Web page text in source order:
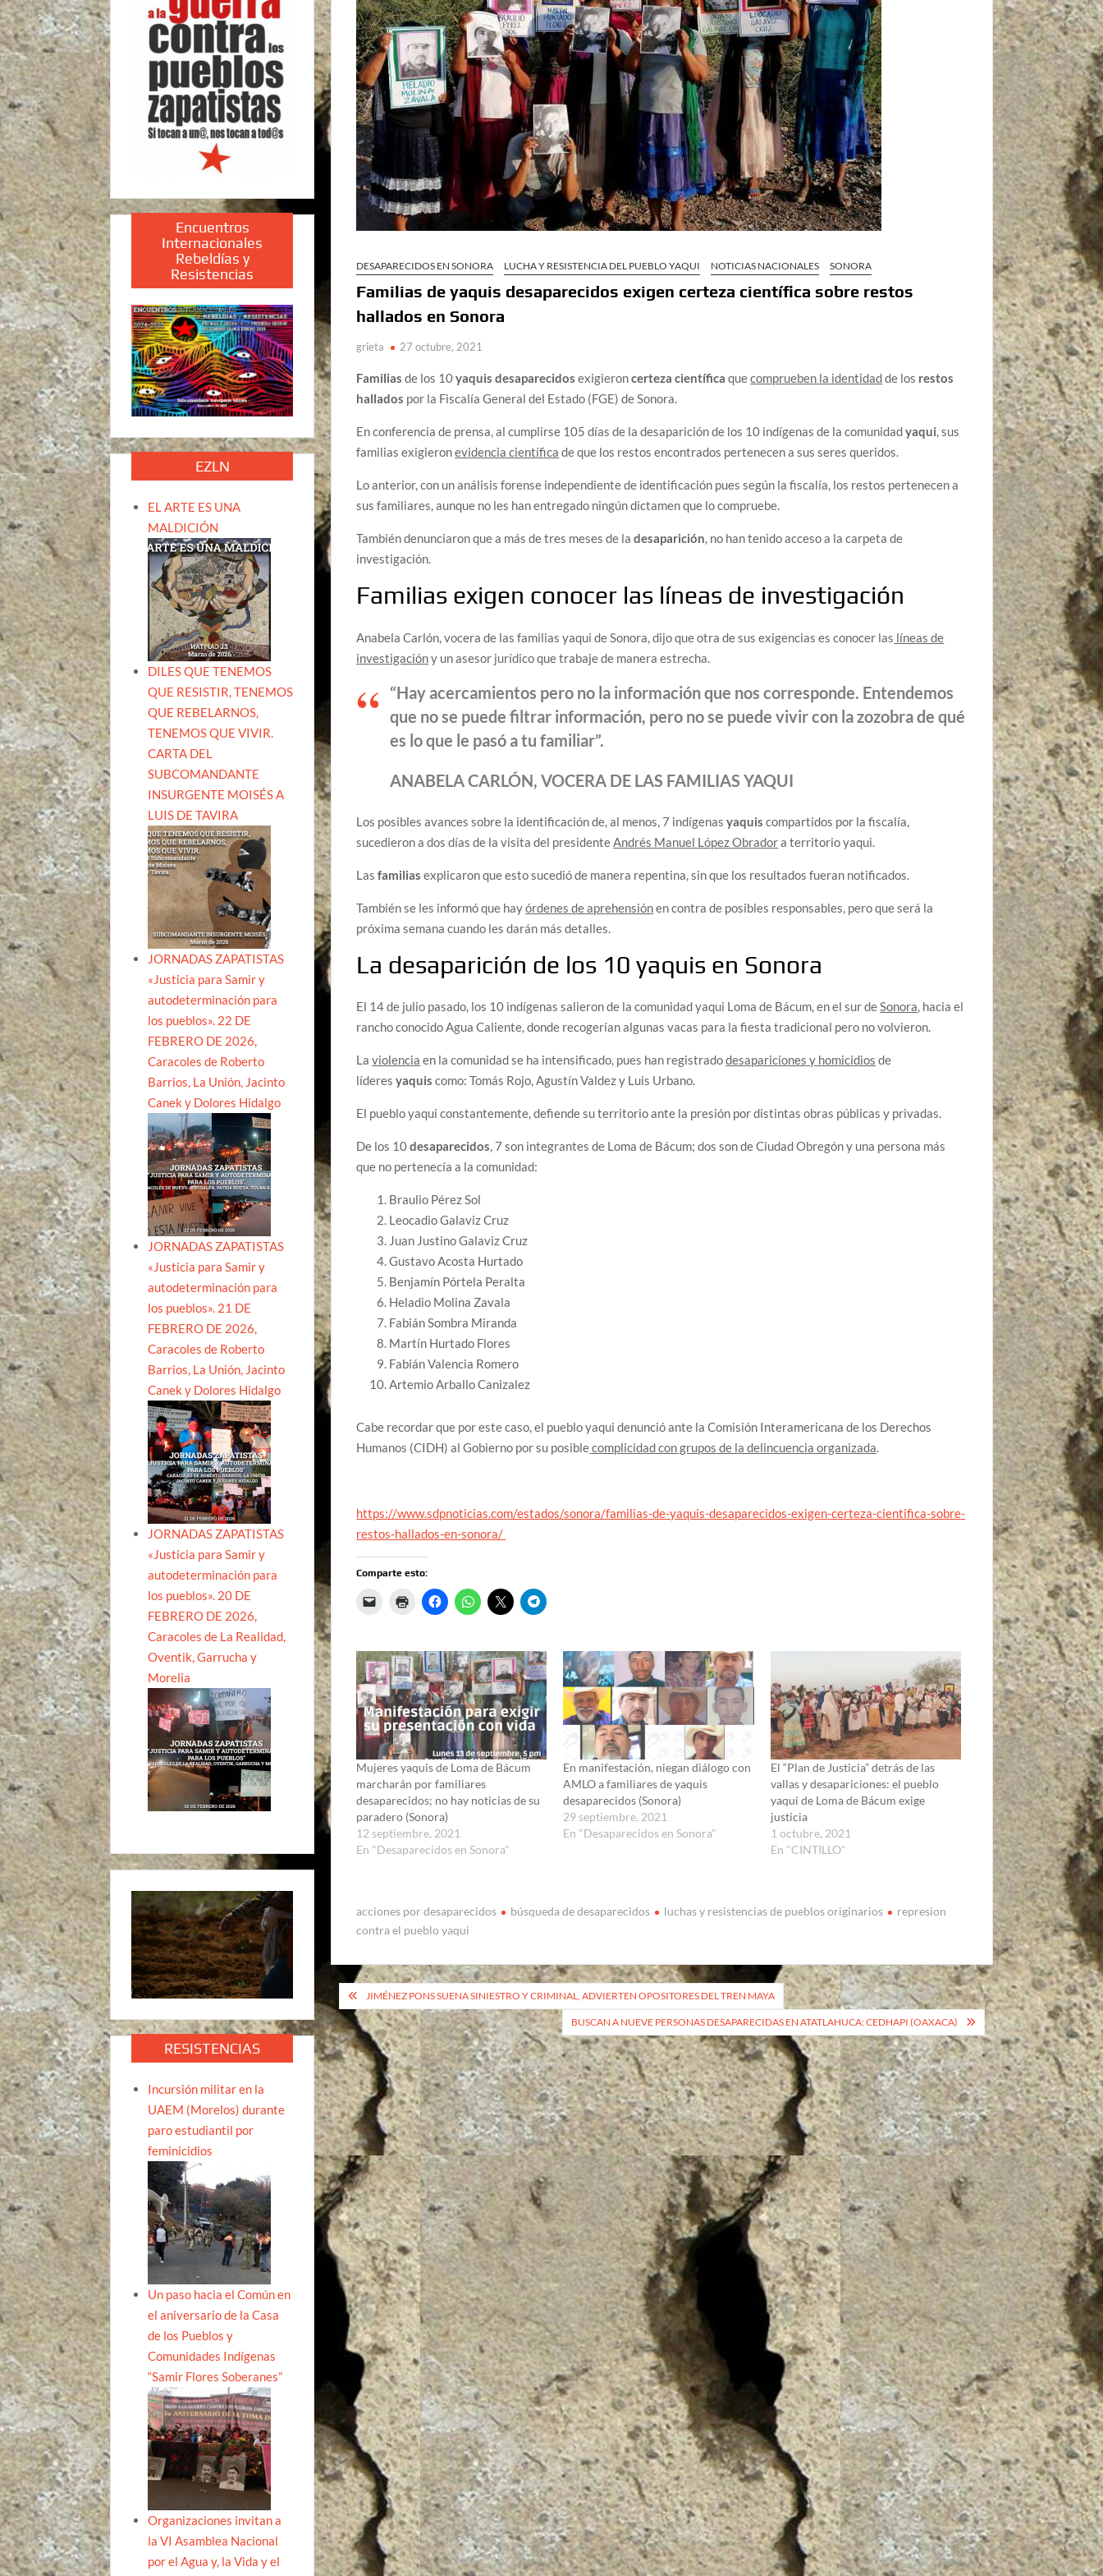
DESAPARECIDOS EN SONORA LUCHA Y RESISTENCIA DEL PUEBLO YAQUI NOTICIAS NACIONALES SONORA
Familias de yaquis desaparecidos exigen certeza científica sobre restos
hallados en Sonora
grieta 27 octubre, 2021
Familias de los 10yaquis desaparecidos exigieroncerteza científica quecomprueben la identidadde los restos
hallados por la Fiscalía General del Estado (FGE) de Sonora.
En conferencia de prensa, al cumplirse 105 días de la desaparición de los 10 indígenas de la comunidadyaqui, sus
familias exigieronevidencia científica de que los restos encontrados pertenecen a sus seres queridos.
Lo anterior, con un análisis forense independiente de identificación pues según la fiscalía, los restos pertenecen a
sus familiares, aunque no les han entregado ningún dictamen que lo compruebe.
También denunciaron que a más de tres meses de ladesaparición, no han tenido acceso a la carpeta de
investigación.
Familias exigen conocer las líneas de investigación
Anabela Carlón, vocera de las familias yaqui de Sonora, dijo que otra de sus exigencias es conocer las líneas de
investigacióny un asesor jurídico que trabaje de manera estrecha.
“Hay acercamientos pero no la información que nos corresponde. Entendemos
que no se puede filtrar información, pero no se puede vivir con la zozobra de qué
es lo que le pasó a tu familiar”.
ANABELA CARLÓN, VOCERA DE LAS FAMILIAS YAQUI
Los posibles avances sobre la identificación de, al menos, 7 indígenasyaquis compartidos por la fiscalía,
sucedieron a dos días de la visita del presidenteAndrés Manuel López Obradora territorio yaqui.
Lasfamilias explicaron que esto sucedió de manera repentina, sin que los resultados fueran notificados.
También se les informó que hayórdenes de aprehensiónen contra de posibles responsables, pero que será la
próxima semana cuando les darán más detalles.
La desaparición de los 10 yaquis en Sonora
El 14 de julio pasado, los 10 indígenas salieron de la comunidad yaqui Loma de Bácum, en el sur deSonora, hacia el
rancho conocido Agua Caliente, donde recogerían algunas vacas para la fiesta tradicional pero no volvieron.
Laviolencia en la comunidad se ha intensificado, pues han registradodesapariciones y homicidios de
líderesyaquis como: Tomás Rojo, Agustín Valdez y Luis Urbano.
El pueblo yaqui constantemente, defiende su territorio ante la presión por distintas obras públicas y privadas.
De los 10desaparecidos, 7 son integrantes de Loma de Bácum; dos son de Ciudad Obregón y una persona más
que no pertenecía a la comunidad:
Braulio Pérez Sol
Leocadio Galaviz Cruz
Juan Justino Galaviz Cruz
Gustavo Acosta Hurtado
Benjamín Pórtela Peralta
Heladio Molina Zavala
Fabián Sombra Miranda
Martín Hurtado Flores
Fabián Valencia Romero
Artemio Arballo Canizalez
Cabe recordar que por este caso, el pueblo yaqui denunció ante la Comisión Interamericana de los Derechos
Humanos (CIDH) al Gobierno por su posiblecomplicidad con grupos de la delincuencia organizada
https://www.sdpnoticias.com/estados/sonora/familias-de-yaquis-desaparecidos-exigen-certeza-cientifica-sobre-
restos-hallados-en-sonora/
Comparte esto:
Mujeres yaquis de Loma de Bácum
marcharán por familiares
desaparecidos; no hay noticias de su
paradero (Sonora)
12 septiembre, 2021
En "Desaparecidos en Sonora"
En manifestación, niegan diálogo con
AMLO a familiares de yaquis
desaparecidos (Sonora)
29 septiembre, 2021
En "Desaparecidos en Sonora"
El “Plan de Justicia” detrás de las
vallas y desapariciones: el pueblo
yaqui de Loma de Bácum exige
justicia
1 octubre, 2021
En "CINTILLO"
acciones por desaparecidos búsqueda de desaparecidos luchas y resistencias de pueblos originarios
represion
contra el pueblo yaqui
Navegación
de
entradas
JIMÉNEZ PONS SUENA SINIESTRO Y CRIMINAL, ADVIERTEN OPOSITORES DEL TREN MAYA
BUSCAN A NUEVE PERSONAS DESAPARECIDAS EN ATATLAHUCA: CEDHAPI (OAXACA)
Encuentros
Internacionales
Rebeldías y
Resistencias
EZLN
EL ARTE ES UNA
MALDICIÓN
DILES QUE TENEMOS
QUE RESISTIR, TENEMOS
QUE REBELARNOS,
TENEMOS QUE VIVIR.
CARTA DEL
SUBCOMANDANTE
INSURGENTE MOISÉS A
LUIS DE TAVIRA
JORNADAS ZAPATISTAS
«Justicia para Samir y
autodeterminación para
los pueblos». 22 DE
FEBRERO DE 2026,
Caracoles de Roberto
Barrios, La Unión, Jacinto
Canek y Dolores Hidalgo
JORNADAS ZAPATISTAS
«Justicia para Samir y
autodeterminación para
los pueblos». 21 DE
FEBRERO DE 2026,
Caracoles de Roberto
Barrios, La Unión, Jacinto
Canek y Dolores Hidalgo
JORNADAS ZAPATISTAS
«Justicia para Samir y
autodeterminación para
los pueblos». 20 DE
FEBRERO DE 2026,
Caracoles de La Realidad,
Oventik, Garrucha y
Morelia
RESISTENCIAS
Incursión militar en la
UAEM (Morelos) durante
paro estudiantil por
feminicidios
Un paso hacia el Común en
el aniversario de la Casa
de los Pueblos y
Comunidades Indígenas
“Samir Flores Soberanes”
Organizaciones invitan a
la VI Asamblea Nacional
por el Agua y, la Vida y el